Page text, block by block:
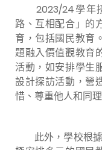
2023/24學年
路、互相配合」的
育，包括國民教育
題融入價值觀教育
活動，如安排學生
設計探訪活動，營
惜、尊重他人和同
此外，學校根據